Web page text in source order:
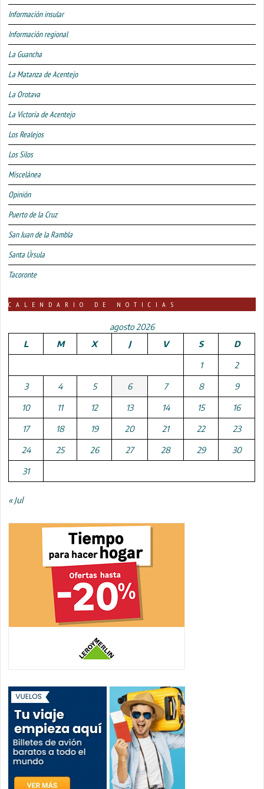
Información insular
Información regional
La Guancha
La Matanza de Acentejo
La Orotava
La Victoria de Acentejo
Los Realejos
Los Silos
Miscelánea
Opinión
Puerto de la Cruz
San Juan de la Rambla
Santa Úrsula
Tacoronte
CALENDARIO DE NOTICIAS
agosto 2026
L
M X J V S D
1 2
3 4 5 6 7 8 9
10 11 12 13 14 15 16
17 18 19 20 21 22 23
24 25 26 27 28 29 30
31
« Jul